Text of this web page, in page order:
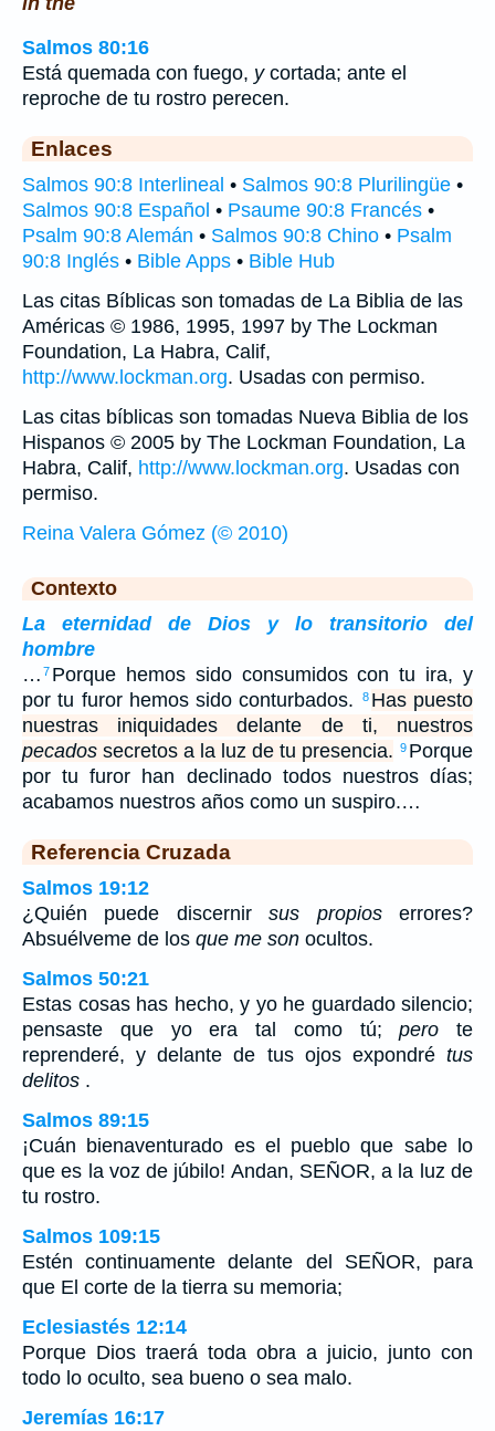
Salmos 80:16
Está quemada con fuego, ycortada; ante el
reproche de tu rostro perecen.
Enlaces
Salmos 90:8 Interlineal • Salmos 90:8 Plurilingüe •
Salmos 90:8 Español • Psaume 90:8 Francés •
Psalm 90:8 Alemán • Salmos 90:8 Chino • Psalm
90:8 Inglés • Bible Apps • Bible Hub
Las citas Bíblicas son tomadas de La Biblia de las
Américas © 1986, 1995, 1997 by The Lockman
Foundation, La Habra, Calif,
http://www.lockman.org. Usadas con permiso.
Las citas bíblicas son tomadas Nueva Biblia de los
Hispanos © 2005 by The Lockman Foundation, La
Habra, Calif, http://www.lockman.org. Usadas con
permiso.
Reina Valera Gómez (© 2010)
Contexto
La eternidad de Dios y lo transitorio del
hombre
… 7 Porque hemos sido consumidos con tu ira, y
por tu furor hemos sido conturbados.
8 Has puesto
nuestras iniquidades delante de ti, nuestros
pecados secretos a la luz de tu presencia. 9 Porque
por tu furor han declinado todos nuestros días;
acabamos nuestros años como un suspiro.…
Referencia Cruzada
Salmos 19:12
¿Quién puede discernirsus propioserrores?
Absuélveme de los que me son ocultos.
Salmos 50:21
Estas cosas has hecho, y yo he guardado silencio;
pensaste que yo era tal como tú;pero te
reprenderé, y delante de tus ojos expondré tus
delitos .
Salmos 89:15
¡Cuán bienaventurado es el pueblo que sabe lo
que es la voz de júbilo! Andan, SEÑOR, a la luz de
tu rostro.
Salmos 109:15
Estén continuamente delante del SEÑOR, para
que El corte de la tierra su memoria;
Eclesiastés 12:14
Porque Dios traerá toda obra a juicio, junto con
todo lo oculto, sea bueno o sea malo.
Jeremías 16:17